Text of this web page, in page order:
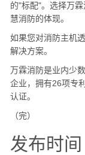
的"标配"。选择万
慧消防的体现。
如果您对消防主机
解决方案。
万霖消防是业内少
企业，拥有26项专
认证。
（完）
发布时间